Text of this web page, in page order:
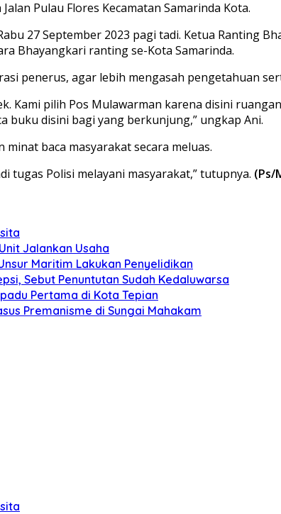
Pulau Flores Kecamatan Samarinda Kota.
27 September 2023 pagi tadi. Ketua Ranting
Bhayangkari ranting se-Kota Samarinda.
penerus, agar lebih mengasah pengetahuan
Kami pilih Pos Mulawarman karena disini
buku disini bagi yang berkunjung,” ungkap Ani.
baca masyarakat secara meluas.
tugas Polisi melayani masyarakat,” tutupnya. (Ps/
Jalankan Usaha
Maritim Lakukan Penyelidikan
Sebut Penuntutan Sudah Kedaluwarsa
Pertama di Kota Tepian
Premanisme di Sungai Mahakam